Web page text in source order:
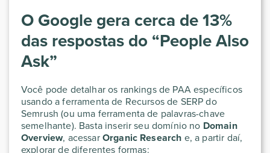
O Google gera cerca de 13%
das respostas do “People Also
Ask”
Você pode detalhar os rankings de PAA específicos
usando a ferramenta de Recursos de SERP do
Semrush (ou uma ferramenta de palavras-chave
semelhante). Basta inserir seu domínio no Domain
Overview, acessarOrganic Research e, a partir daí,
explorar de diferentes formas: